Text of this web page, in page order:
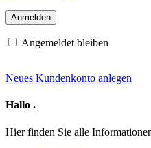
Angemeldet bleiben
Neues Kundenkonto anlegen
Hallo .
Hier finden Sie alle